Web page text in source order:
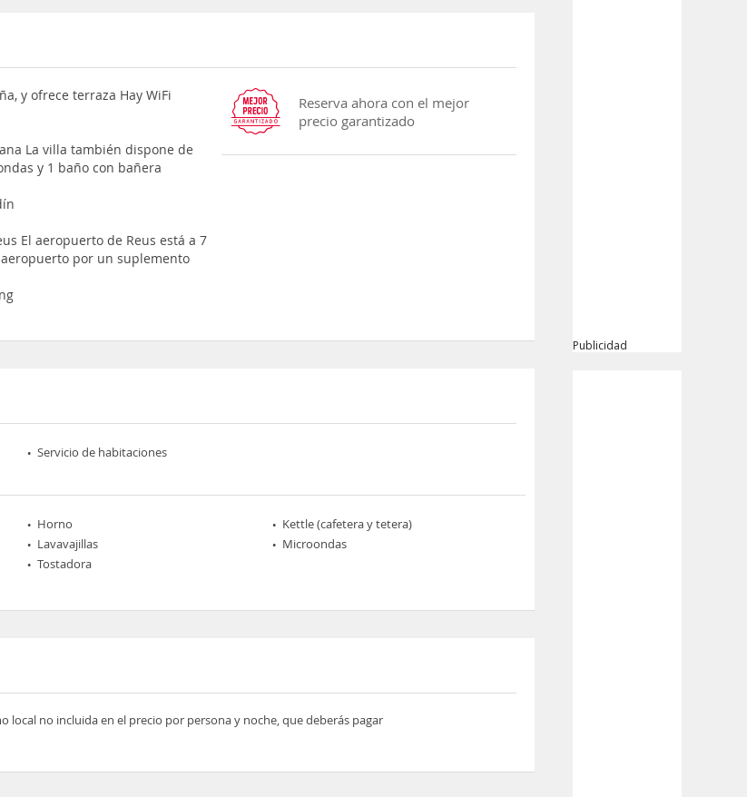
y ofrece terraza Hay WiFi
La villa también dispone de
y 1 baño con bañera
El aeropuerto de Reus está a 7
por un suplemento
Reserva ahora con el mejor
precio garantizado
Servicio de habitaciones
Horno
Kettle (cafetera y tetera)
Lavavajillas
Microondas
Tostadora
local no incluida en el precio por persona y noche, que deberás pagar
Publicidad